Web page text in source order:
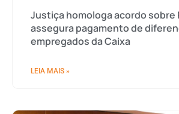
Justiça homologa acordo sobre
assegura pagamento de
empregados da Caixa
LEIA MAIS »